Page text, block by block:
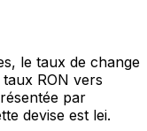
le taux de change
RON vers
par
devise est lei.